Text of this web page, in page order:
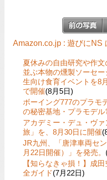
Amazon.co.jp : 遊びにNS
夏休みの自由研究や作
並ぶ本物の燻製ソーセ
生向け食育イベントを8
で開催(8月5日)
ボーイング777のプラモ
の秘密基地・プラモデル
アカデミー・デュ・ヴ
旅」を、8月30日に開催
JR九州、「唐津車両セ
月22日開催）」を発売。
【知らなきゃ損！】成
全ガイド(7月22日)